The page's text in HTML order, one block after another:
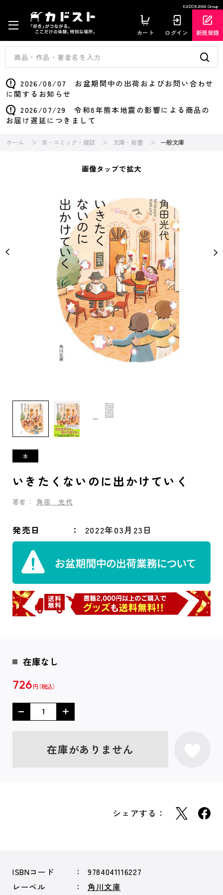
KADOKAWA Group
カート ログイン 新規登録
2026/08/07 お盆期間中の出荷およびお問い合わせ
に関するお知らせ
2026/07/29 令和8年熊本地震の影響による商品の
お届け遅延につきまして
ホーム 本・コミック・雑誌 文庫・新書 一般文庫
画像タップで拡大
いきたくないのに出かけていく
著者： 角田 光代
発売日 2022年03月23日
在庫なし
726 円
在庫がありません
シェアする：
ISBNコード
9784041116227
レーベル
角川文庫